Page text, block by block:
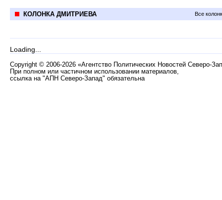
КОЛОНКА ДМИТРИЕВА Все
Loading...
Copyright © 2006-2026 «Агентство Политических Новостей Северо-
При полном или частичном использовании материалов,
ссылка на "АПН Северо-Запад" обязательна